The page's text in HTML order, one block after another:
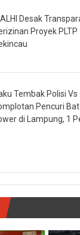
Desak
Proyek PLTP
Tembak Polisi Vs
Pencuri
di Lampung, 1